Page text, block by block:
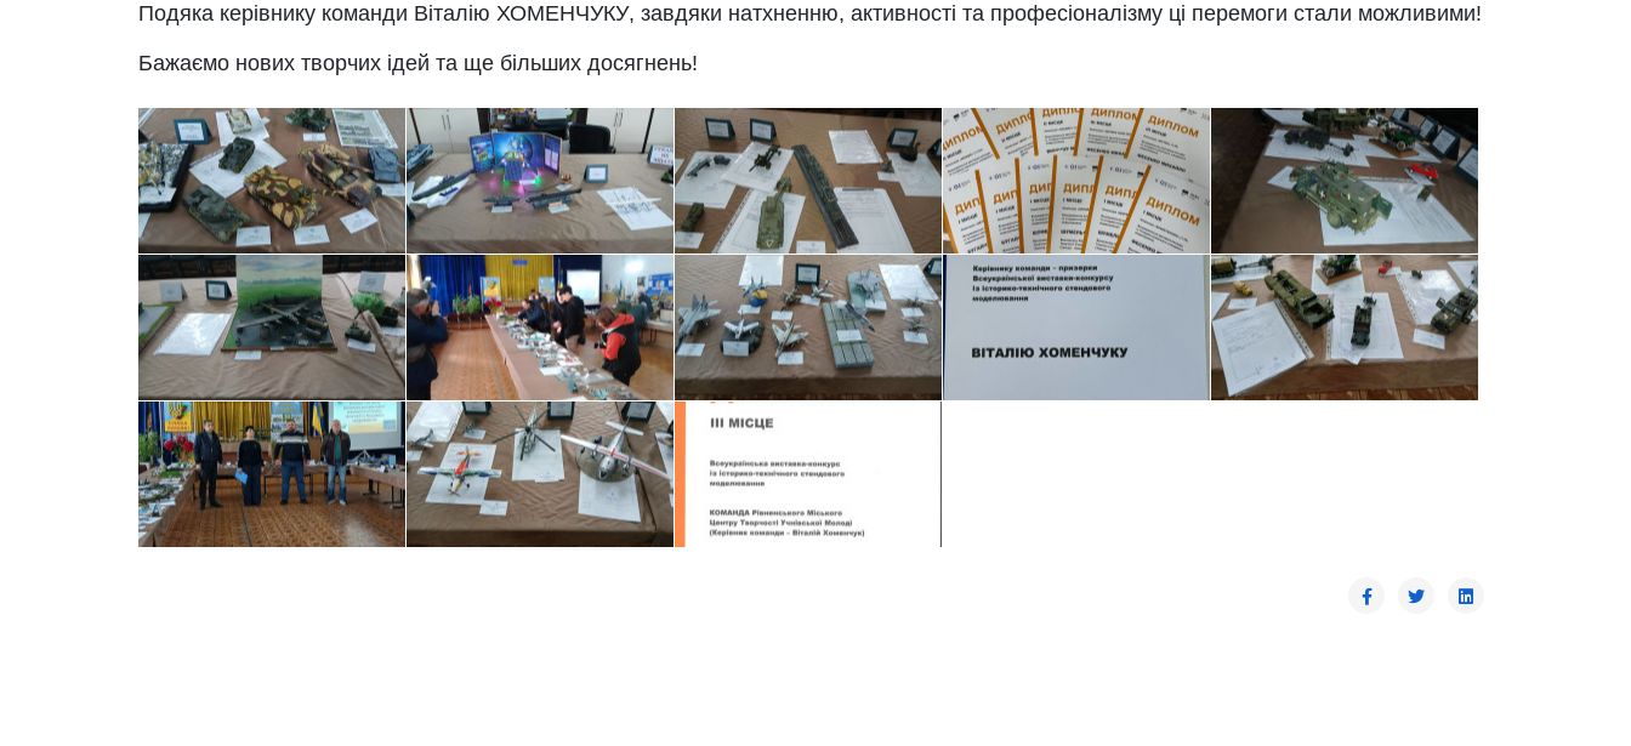
Подяка керівнику команди Віталію ХОМЕНЧУКУ, завдяки натхненню, активності та професіоналізму ці перемоги стали можливими!
Бажаємо нових творчих ідей та ще більших досягнень!